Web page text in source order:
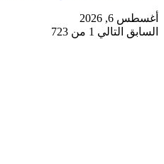
أغسطس 6, 2026
السابق التالي 1 من 723